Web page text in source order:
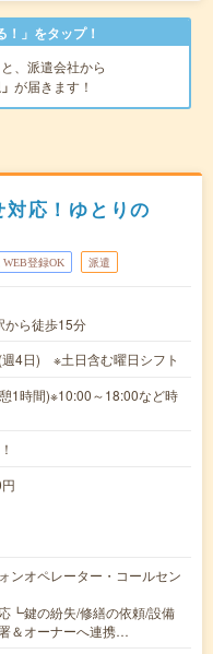
」をタップ！
、派遣会社から
が届きます！
対応！ゆとりの
WEB登録OK 派遣
から徒歩15分
4日) ※土日含む曜日シフト
1時間)※10:00～18:00など時
ンオペレーター・コールセン
┗鍵の紛失/修繕の依頼/設備
＆オーナーへ連携…